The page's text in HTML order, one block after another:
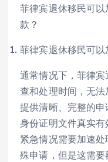
菲律宾退休移民可
款？
菲律宾退休移民可以
通常情况下，菲律
查和处理时间，无
提供清晰、完整的
身份证明文件真实
紧急情况需要加速
殊申请，但是这需